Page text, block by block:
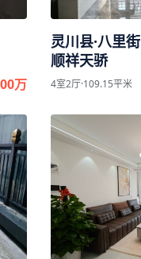
万
灵川县·八里街
顺祥天骄
4室2厅·109.15平米